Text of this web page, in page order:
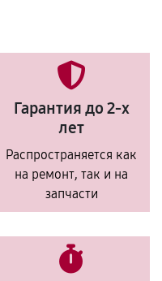
Гарантия до 2-х
лет
Распространяется как
на ремонт, так и на
запчасти